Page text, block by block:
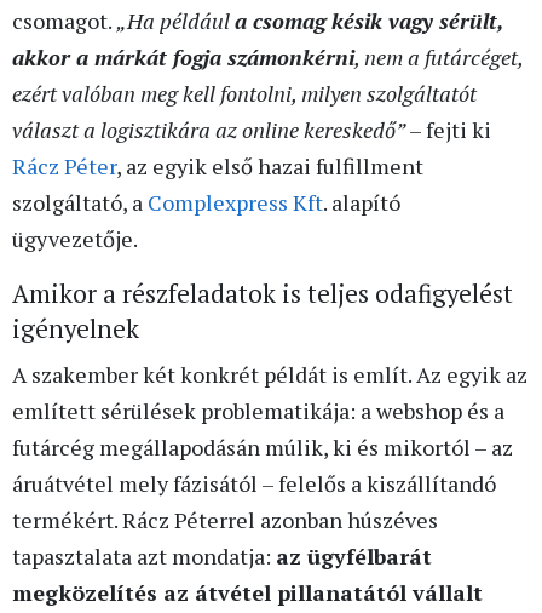
csomagot.„Ha példáula csomag késik vagy sérült,
akkor a márkát fogja számonkérni, nem a futárcéget,
ezért valóban meg kell fontolni, milyen szolgáltatót
választ a logisztikára az online kereskedő”– fejti ki
Rácz Péter, az egyik első hazai fulfillment
szolgáltató, a Complexpress Kft. alapító
ügyvezetője.
Amikor a részfeladatok is teljes odafigyelést
igényelnek
A szakember két konkrét példát is említ. Az egyik az
említett sérülések problematikája: a webshop és a
futárcég megállapodásán múlik, ki és mikortól – az
áruátvétel mely fázisától – felelős a kiszállítandó
termékért. Rácz Péterrel azonban húszéves
tapasztalata azt mondatja: az ügyfélbarát
megközelítés az átvétel pillanatától vállalt